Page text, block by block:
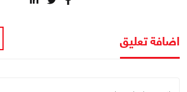
اضافة تعليق